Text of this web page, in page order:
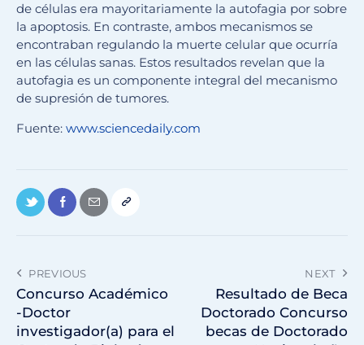
de células era mayoritariamente la autofagia por sobre
la apoptosis. En contraste, ambos mecanismos se
encontraban regulando la muerte celular que ocurría
en las células sanas. Estos resultados revelan que la
autofagia es un componente integral del mecanismo
de supresión de tumores.
Fuente: www.sciencedaily.com
PREVIOUS
Concurso Académico
-Doctor
investigador(a) para el
NEXT
Resultado de Beca
Doctorado Concurso
becas de Doctorado